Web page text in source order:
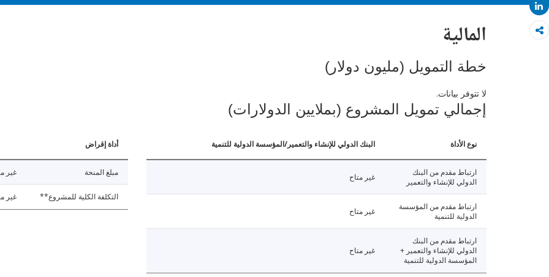
Share
المالية
خطة التمويل (مليون دولار)
لا تتوفر بيانات.
إجمالي تمويل المشروع (بملايين الدولارات)
نوع الأداة البنك الدولي للإنشاء والتعمير/المؤسسة الدولية للتنمية
ارتباط مقدم من البنك
الدولي للإنشاء والتعمير
غير متاح
ارتباط مقدم من المؤسسة
الدولية للتنمية
غير متاح
ارتباط مقدم من البنك
الدولي للإنشاء والتعمير +
المؤسسة الدولية للتنمية
غير متاح
أداة إقراض
مبلغ المنحة غير
التكلفة الكلية للمشروع** غير